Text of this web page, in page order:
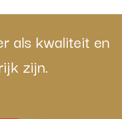
als kwaliteit en
zijn.